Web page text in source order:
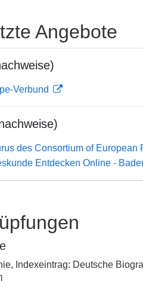
Angebote
Verbund
des Consortium of European
Entdecken Online -
Indexeintrag: Deutsche